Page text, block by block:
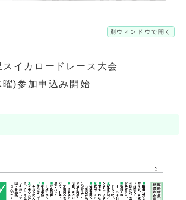
別ウィンドウで開く
スイカロードレース大会
)参加申込み開始